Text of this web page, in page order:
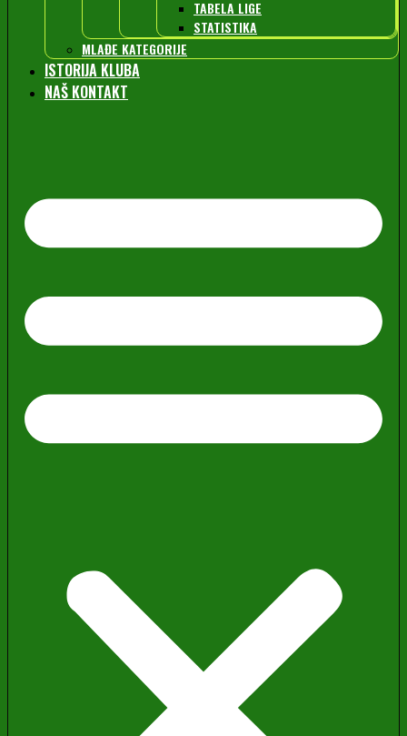
TABELA LIGE
STATISTIKA
MLAĐE KATEGORIJE
ISTORIJA KLUBA
NAŠ KONTAKT